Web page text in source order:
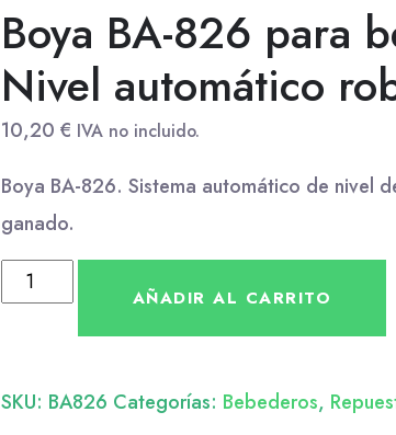
Boya BA-826 para
Nivel automático
10,20€ IVA no incluido.
Boya BA-826. Sistema automático de nivel
ganado.
AÑADIR AL CARRITO
SKU: BA826 Categorías: Bebederos,